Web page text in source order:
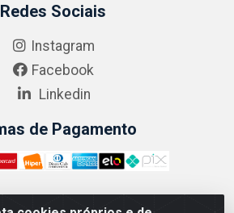
Redes Sociais
Instagram
Facebook
Linkedin
de Pagamento